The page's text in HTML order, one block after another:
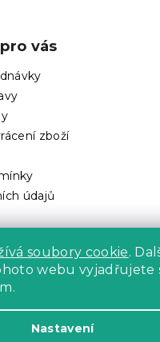
soubory cookie.
webu vyjadřujete
Nastavení
vás
zboží
údajů